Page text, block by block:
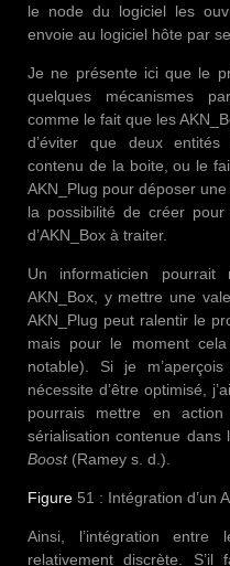
le node du logiciel les
envoie au logiciel hôte par
Je ne présente ici que le
quelques mécanismes
comme le fait que les
d’éviter que deux
contenu de la boite, ou le
AKN_Plug pour déposer
la possibilité de créer pour
d’AKN_Box à traiter.
Un informaticien pourrait
AKN_Box, y mettre une
AKN_Plug peut ralentir le
mais pour le moment
notable). Si je
nécessite d’être optimisé,
pourrais mettre en action
sérialisation contenue dans
Boost (Ramey s. d.).
Figure 51 : Intégration d’un
Ainsi, l’intégration
relativement discrète.